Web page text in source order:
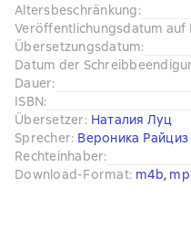
Altersbeschränkung:
Veröffentlichungsdatum auf
Übersetzungsdatum:
Datum der
Dauer:
ISBN:
Übersetzer: Наталия Луц
Sprecher: Вероника Райциз
Rechteinhaber:
Download-Format: m4b,